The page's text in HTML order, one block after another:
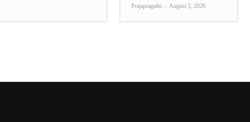
Prajapragathi - August 3, 2026